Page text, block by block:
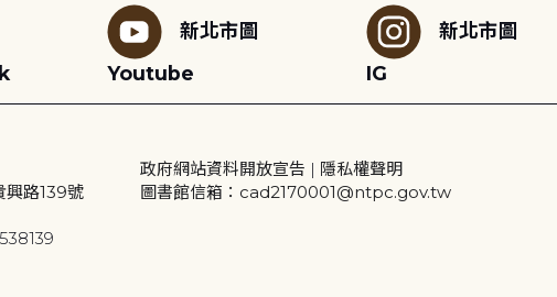
新北市圖
Youtube
新北市圖
IG
興路139號
政府網站資料開放宣告 | 隱私權聲明
圖書館信箱：cad2170001@ntpc.gov.tw